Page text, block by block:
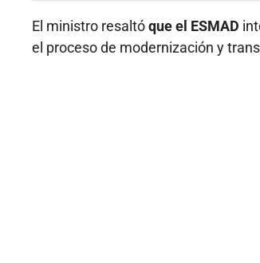
El ministro resaltóque el ESMAD
el proceso de modernización y